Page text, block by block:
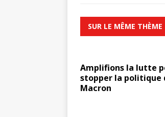
SUR LE MÊME THÈME
Amplifions la lutte
stopper la politique
Macron